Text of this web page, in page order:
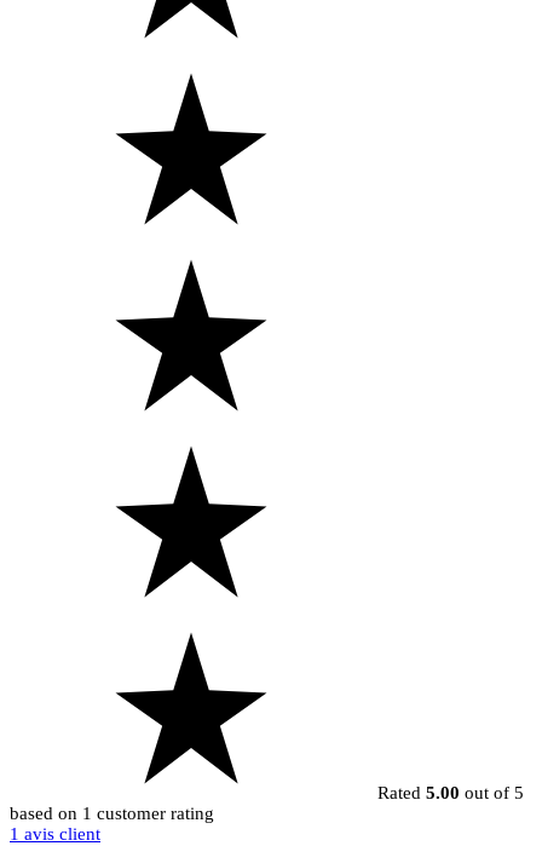
Rated 5.00 out of 5
based on 1 customer rating
1 avis client